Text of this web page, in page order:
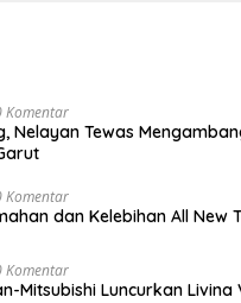
Komentar
Nelayan Tewas
Komentar
dan Kelebihan All New
Komentar
Mitsubishi Luncurkan Livina